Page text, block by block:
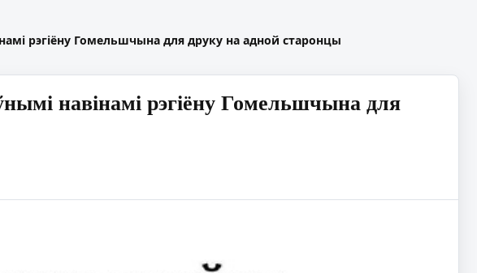
рэгіёну Гомельшчына для друку на адной старонцы
навінамі рэгіёну Гомельшчына для